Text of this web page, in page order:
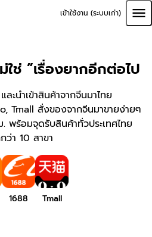
เข้าใช้งาน (ระบบเก่า)
ใช่ ”เรื่องยากอีกต่อไป
ะนำเข้าสินค้าจากจีนมาไทย
Tmall สั่งของจากจีนมาขายง่ายๆ
พร้อมจุดรับสินค้าทั่วประเทศไทย
ว่า 10 สาขา
1688 Tmall